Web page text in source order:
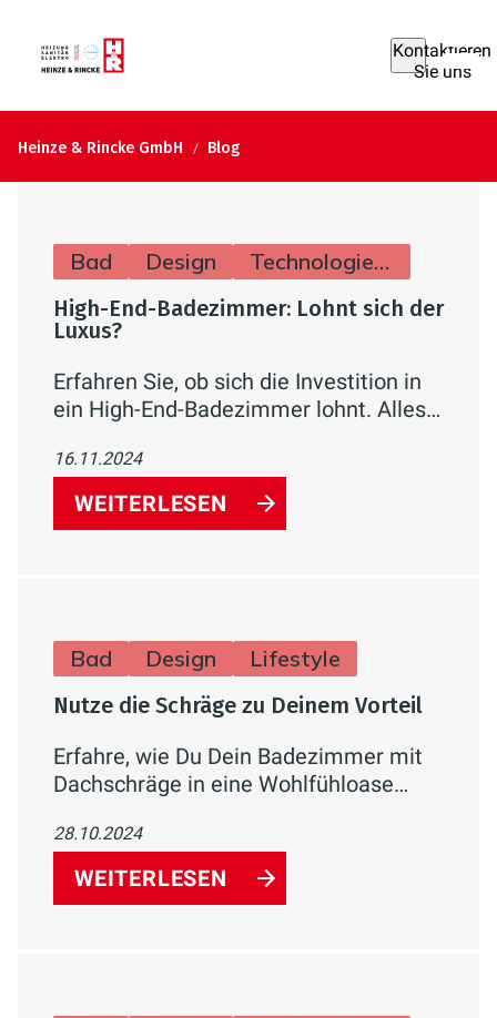
Kontaktieren
Sie uns
Heinze & Rincke GmbH Blog
Bad Design Technologie & Zukunft
High-End-Badezimmer: Lohnt sich der
Luxus?
Erfahren Sie, ob sich die Investition in
ein High-End-Badezimmer lohnt. Alles
Regenduschen, Infrarotkabinen und
Designermöbel sowie deren Kosten-
Nutzen-Balance.
16.11.2024
WEITERLESEN
Bad Design Lifestyle
Nutze die Schräge zu Deinem Vorteil
Erfahre, wie Du Dein Badezimmer mit
Dachschräge in eine Wohlfühloase
Raumplanung, maßgefertigten Möbeln
und der richtigen Farbwahl wird Dein
Bad zum stilvollen Rückzugsort.
28.10.2024
WEITERLESEN